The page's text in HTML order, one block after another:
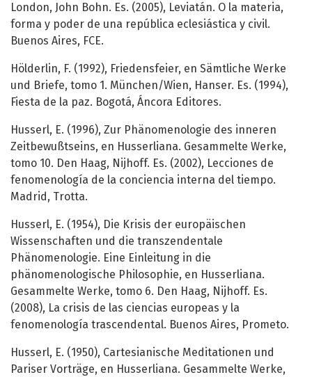
London, John Bohn. Es. (2005), Leviatán. O la materia,
forma y poder de una república eclesiástica y civil.
Buenos Aires, FCE.
Hölderlin, F. (1992), Friedensfeier, en Sämtliche Werke
und Briefe, tomo 1. München/Wien, Hanser. Es. (1994),
Fiesta de la paz. Bogotá, Áncora Editores.
Husserl, E. (1996), Zur Phänomenologie des inneren
Zeitbewußtseins, en Husserliana. Gesammelte Werke,
tomo 10. Den Haag, Nijhoff. Es. (2002), Lecciones de
fenomenología de la conciencia interna del tiempo.
Madrid, Trotta.
Husserl, E. (1954), Die Krisis der europäischen
Wissenschaften und die transzendentale
Phänomenologie. Eine Einleitung in die
phänomenologische Philosophie, en Husserliana.
Gesammelte Werke, tomo 6. Den Haag, Nijhoff. Es.
(2008), La crisis de las ciencias europeas y la
fenomenología trascendental. Buenos Aires, Prometo.
Husserl, E. (1950), Cartesianische Meditationen und
Pariser Vorträge, en Husserliana. Gesammelte Werke,